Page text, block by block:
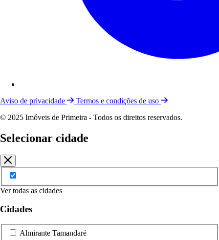
Aviso de privacidade
Termos e condições de uso
© 2025 Imóveis de Primeira - Todos os direitos reservados.
Selecionar cidade
Ver todas as cidades
Cidades
Almirante Tamandaré